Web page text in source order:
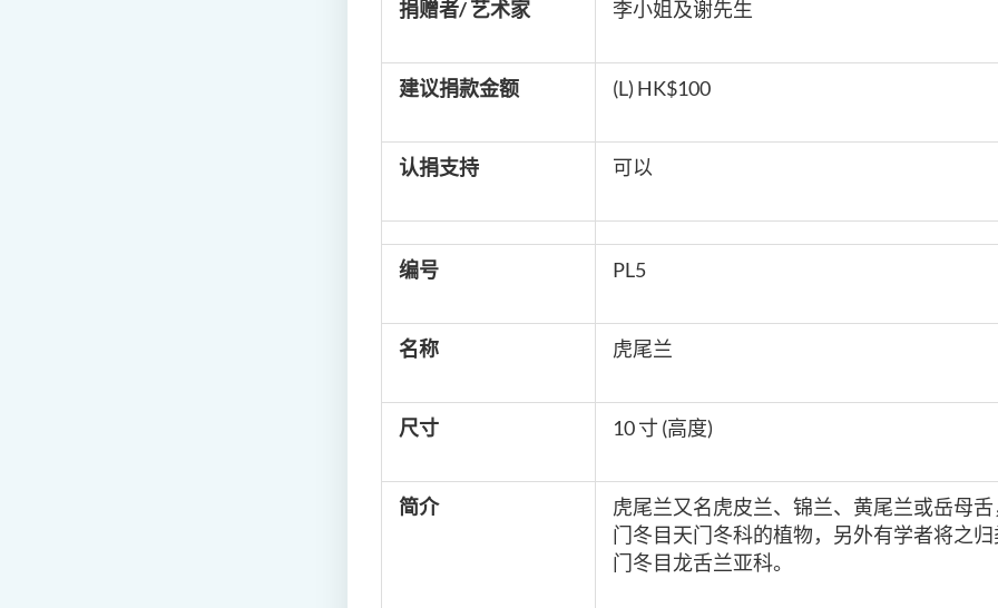
捐赠者/ 艺术家 李小姐及谢先生
建议捐款金额 (L) HK$100
认捐支持 可以
编号 PL5
名称 虎尾兰
尺寸 10 寸 (高度)
简介
虎尾兰又名虎皮兰、锦兰、黄尾兰或岳母
门冬目天门冬科的植物，另外有学者将之
门冬目龙舌兰亚科。